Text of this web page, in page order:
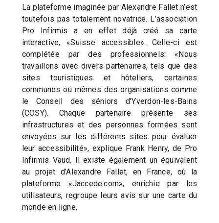
La plateforme imaginée par Alexandre Fallet n’est
toutefois pas totalement novatrice. L’association
Pro Infirmis a en effet déjà créé sa carte
interactive, «Suisse accessible». Celle-ci est
complétée par des professionnels: «Nous
travaillons avec divers partenaires, tels que des
sites touristiques et hôteliers, certaines
communes ou mêmes des organisations comme
le Conseil des séniors d’Yverdon-les-Bains
(COSY). Chaque partenaire présente ses
infrastructures et des personnes formées sont
envoyées sur les différents sites pour évaluer
leur accessibilité», explique Frank Henry, de Pro
Infirmis Vaud. Il existe également un équivalent
au projet d’Alexandre Fallet, en France, où la
plateforme «Jaccede.com», enrichie par les
utilisateurs, regroupe leurs avis sur une carte du
monde en ligne.